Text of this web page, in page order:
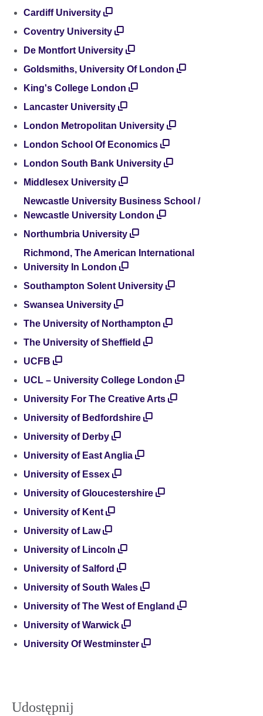
Cardiff University
Coventry University
De Montfort University
Goldsmiths, University Of London
King's College London
Lancaster University
London Metropolitan University
London School Of Economics
London South Bank University
Middlesex University
Newcastle University Business School /
Newcastle University London
Northumbria University
Richmond, The American International
University In London
Southampton Solent University
Swansea University
The University of Northampton
The University of Sheffield
UCFB
UCL – University College London
University For The Creative Arts
University of Bedfordshire
University of Derby
University of East Anglia
University of Essex
University of Gloucestershire
University of Kent
University of Law
University of Lincoln
University of Salford
University of South Wales
University of The West of England
University of Warwick
University Of Westminster
Udostępnij